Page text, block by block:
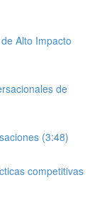
Alto Impacto
de
(3:48)
competitivas